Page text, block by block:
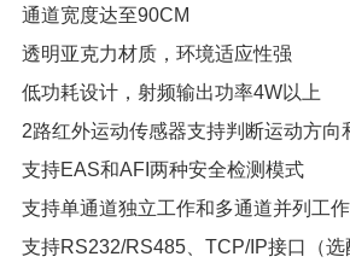
通道宽度达至90CM
透明亚克力材质，环境适应性强
低功耗设计，射频输出功率4W以上
2路红外运动传感器支持判断运动方向
支持EAS和AFI两种安全检测模式
支持单通道独立工作和多通道并列工作
支持RS232/RS485、TCP/IP接口（选